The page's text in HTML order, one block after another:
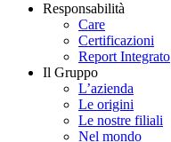
Responsabilità
Care
Certificazioni
Report Integrato
Il Gruppo
L’azienda
Le origini
Le nostre filiali
Nel mondo